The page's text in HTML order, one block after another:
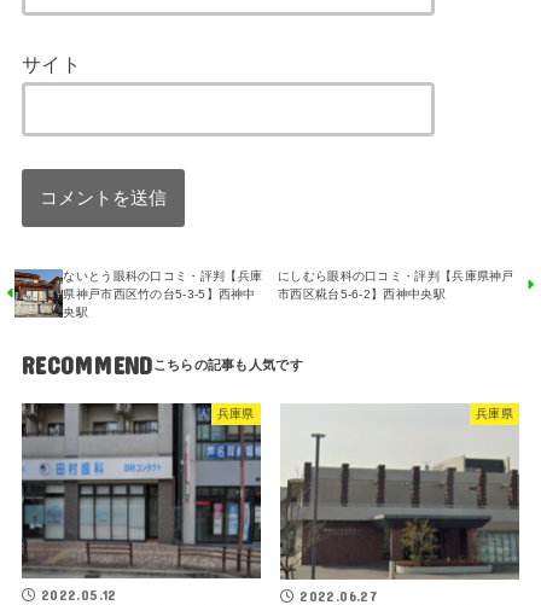
サイト
ないとう眼科の口コミ・評判【兵庫
県神戸市西区竹の台5-3-5】西神中
央駅
にしむら眼科の口コミ・評判【兵庫県神戸
市西区糀台5-6-2】西神中央駅
RECOMMEND
兵庫県
2022.05.12
兵庫県
2022.06.27